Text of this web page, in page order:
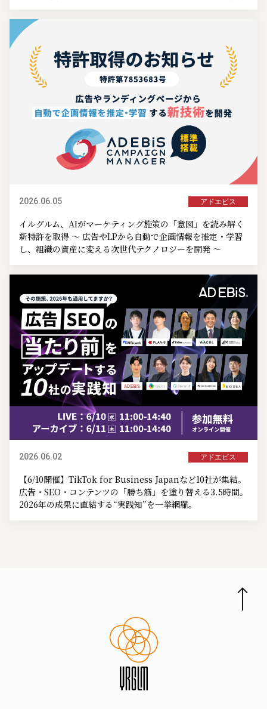
2026.06.05 アドエビス
イルグルム、AIがマーケティング施策の「意図」を読み解く
新特許を取得 ～ 広告やLPから自動で企画情報を推定・学習
し、組織の資産に変える次世代テクノロジーを開発 ～
2026.06.02 アドエビス
【6/10開催】TikTok for Business Japanなど10社が集結。
広告・SEO・コンテンツの「勝ち筋」を塗り替える3.5時間。
2026年の成果に直結する“実践知”を一挙網羅。